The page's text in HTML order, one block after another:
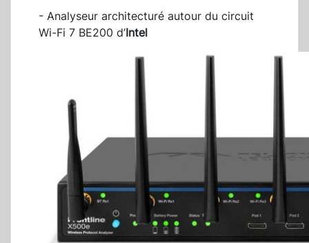
- Analyseur architecturé autour du circuit
Wi-Fi 7 BE200 d’Intel